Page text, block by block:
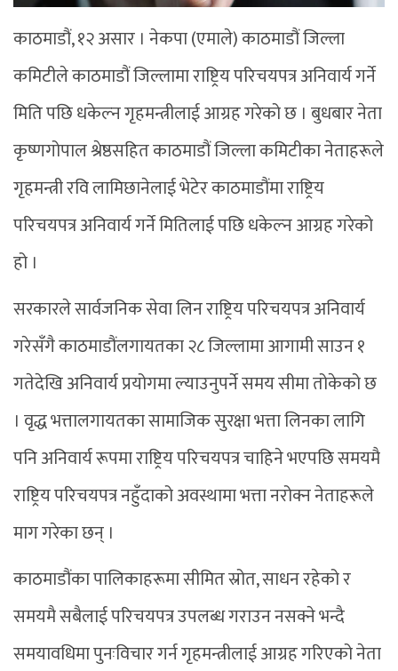
काठमाडौं, १२ असार । नेकपा (एमाले) काठमाडौं जिल्ला
कमिटीले काठमाडौं जिल्लामा राष्ट्रिय परिचयपत्र अनिवार्य गर्ने
मिति पछि धकेल्न गृहमन्त्रीलाई आग्रह गरेको छ । बुधबार नेता
कृष्णगोपाल श्रेष्ठसहित काठमाडौं जिल्ला कमिटीका नेताहरूले
गृहमन्त्री रवि लामिछानेलाई भेटेर काठमाडौंमा राष्ट्रिय
परिचयपत्र अनिवार्य गर्ने मितिलाई पछि धकेल्न आग्रह गरेको
हो ।
सरकारले सार्वजनिक सेवा लिन राष्ट्रिय परिचयपत्र अनिवार्य
गरेसँगै काठमाडौंलगायतका २८ जिल्लामा आगामी साउन १
गतेदेखि अनिवार्य प्रयोगमा ल्याउनुपर्ने समय सीमा तोकेको छ
। वृद्ध भत्तालगायतका सामाजिक सुरक्षा भत्ता लिनका लागि
पनि अनिवार्य रूपमा राष्ट्रिय परिचयपत्र चाहिने भएपछि समयमै
राष्ट्रिय परिचयपत्र नहुँदाको अवस्थामा भत्ता नरोक्न नेताहरूले
माग गरेका छन् ।
काठमाडौंका पालिकाहरूमा सीमित स्रोत, साधन रहेको र
समयमै सबैलाई परिचयपत्र उपलब्ध गराउन नसक्ने भन्दै
समयावधिमा पुनःविचार गर्न गृहमन्त्रीलाई आग्रह गरिएको नेता